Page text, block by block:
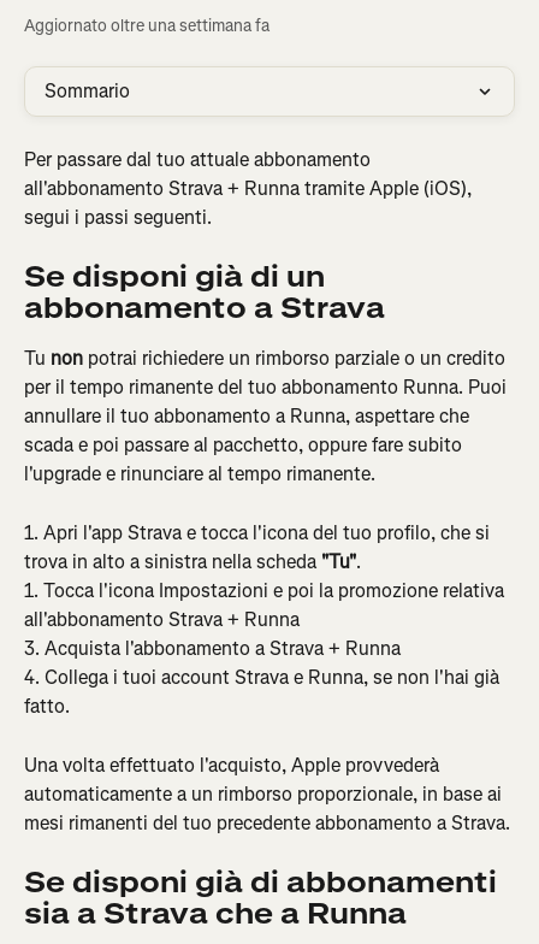
Aggiornato oltre una settimana fa
Sommario
Per passare dal tuo attuale abbonamento
all'abbonamento Strava + Runna tramite Apple (iOS),
segui i passi seguenti.
Se disponi già di un
abbonamento a Strava
Tu non potrai richiedere un rimborso parziale o un credito
per il tempo rimanente del tuo abbonamento Runna. Puoi
annullare il tuo abbonamento a Runna, aspettare che
scada e poi passare al pacchetto, oppure fare subito
l'upgrade e rinunciare al tempo rimanente.
1. Apri l'app Strava e tocca l'icona del tuo profilo, che si
trova in alto a sinistra nella scheda "Tu".
1. Tocca l'icona Impostazioni e poi la promozione relativa
all'abbonamento Strava + Runna
3. Acquista l'abbonamento a Strava + Runna
4. Collega i tuoi account Strava e Runna, se non l'hai già
fatto.
Una volta effettuato l'acquisto, Apple provvederà
automaticamente a un rimborso proporzionale, in base ai
mesi rimanenti del tuo precedente abbonamento a Strava.
Se disponi già di abbonamenti
sia a Strava che a Runna